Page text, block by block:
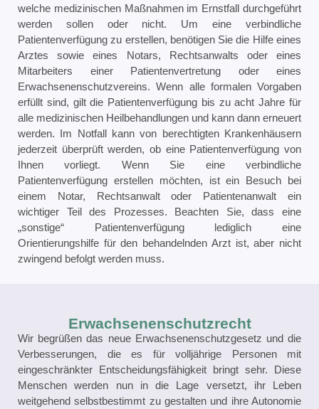
welche medizinischen Maßnahmen im Ernstfall durchgeführt
werden sollen oder nicht. Um eine verbindliche
Patientenverfügung zu erstellen, benötigen Sie die Hilfe eines
Arztes sowie eines Notars, Rechtsanwalts oder eines
Mitarbeiters einer Patientenvertretung oder eines
Erwachsenenschutzvereins. Wenn alle formalen Vorgaben
erfüllt sind, gilt die Patientenverfügung bis zu acht Jahre für
alle medizinischen Heilbehandlungen und kann dann erneuert
werden. Im Notfall kann von berechtigten Krankenhäusern
jederzeit überprüft werden, ob eine Patientenverfügung von
Ihnen vorliegt. Wenn Sie eine verbindliche
Patientenverfügung erstellen möchten, ist ein Besuch bei
einem Notar, Rechtsanwalt oder Patientenanwalt ein
wichtiger Teil des Prozesses. Beachten Sie, dass eine
„sonstige“ Patientenverfügung lediglich eine
Orientierungshilfe für den behandelnden Arzt ist, aber nicht
zwingend befolgt werden muss.
Erwachsenenschutzrecht
Wir begrüßen das neue Erwachsenenschutzgesetz und die
Verbesserungen, die es für volljährige Personen mit
eingeschränkter Entscheidungsfähigkeit bringt sehr. Diese
Menschen werden nun in die Lage versetzt, ihr Leben
weitgehend selbstbestimmt zu gestalten und ihre Autonomie